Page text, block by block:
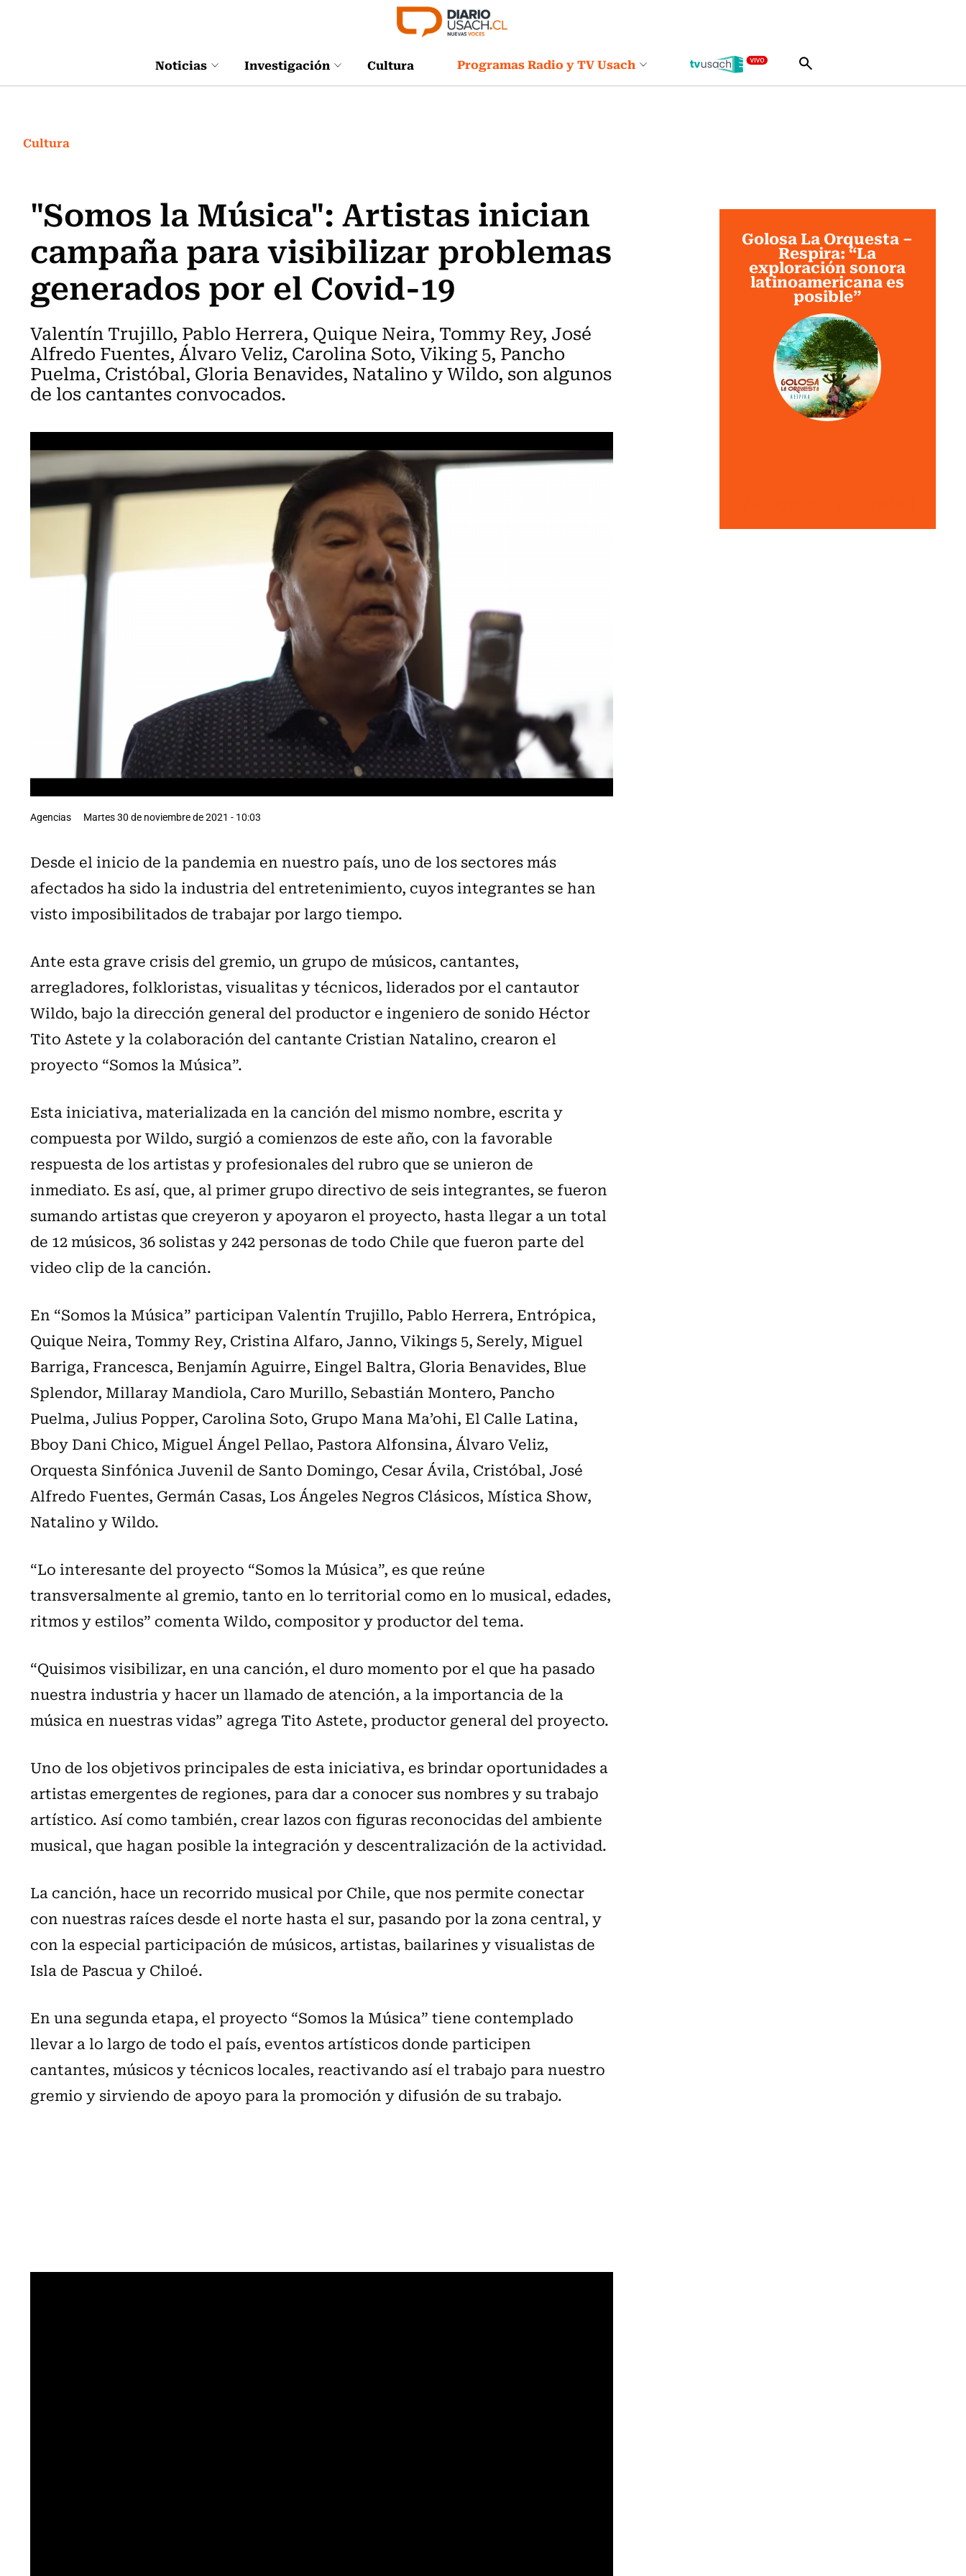
Noticias Investigación Cultura Programas Radio y TV Usach
Cultura
"Somos la Música": Artistas inician
campaña para visibilizar problemas
generados por el Covid-19
Valentín Trujillo, Pablo Herrera, Quique Neira, Tommy Rey, José
Alfredo Fuentes, Álvaro Veliz, Carolina Soto, Viking 5, Pancho
Puelma, Cristóbal, Gloria Benavides, Natalino y Wildo, son algunos
de los cantantes convocados.
Agencias Martes 30 de noviembre de 2021 - 10:03
Desde el inicio de la pandemia en nuestro país, uno de los sectores más
afectados ha sido la industria del entretenimiento, cuyos integrantes se han
visto imposibilitados de trabajar por largo tiempo.
Ante esta grave crisis del gremio, un grupo de músicos, cantantes,
arregladores, folkloristas, visualitas y técnicos, liderados por el cantautor
Wildo, bajo la dirección general del productor e ingeniero de sonido Héctor
Tito Astete y la colaboración del cantante Cristian Natalino, crearon el
proyecto “Somos la Música”.
Esta iniciativa, materializada en la canción del mismo nombre, escrita y
compuesta por Wildo, surgió a comienzos de este año, con la favorable
respuesta de los artistas y profesionales del rubro que se unieron de
inmediato. Es así, que, al primer grupo directivo de seis integrantes, se fueron
sumando artistas que creyeron y apoyaron el proyecto, hasta llegar a un total
de 12 músicos, 36 solistas y 242 personas de todo Chile que fueron parte del
video clip de la canción.
En “Somos la Música” participan Valentín Trujillo, Pablo Herrera, Entrópica,
Quique Neira, Tommy Rey, Cristina Alfaro, Janno, Vikings 5, Serely, Miguel
Barriga, Francesca, Benjamín Aguirre, Eingel Baltra, Gloria Benavides, Blue
Splendor, Millaray Mandiola, Caro Murillo, Sebastián Montero, Pancho
Puelma, Julius Popper, Carolina Soto, Grupo Mana Ma’ohi, El Calle Latina,
Bboy Dani Chico, Miguel Ángel Pellao, Pastora Alfonsina, Álvaro Veliz,
Orquesta Sinfónica Juvenil de Santo Domingo, Cesar Ávila, Cristóbal, José
Alfredo Fuentes, Germán Casas, Los Ángeles Negros Clásicos, Mística Show,
Natalino y Wildo.
“Lo interesante del proyecto “Somos la Música”, es que reúne
transversalmente al gremio, tanto en lo territorial como en lo musical, edades,
ritmos y estilos” comenta Wildo, compositor y productor del tema.
“Quisimos visibilizar, en una canción, el duro momento por el que ha pasado
nuestra industria y hacer un llamado de atención, a la importancia de la
música en nuestras vidas” agrega Tito Astete, productor general del proyecto.
Uno de los objetivos principales de esta iniciativa, es brindar oportunidades a
artistas emergentes de regiones, para dar a conocer sus nombres y su trabajo
artístico. Así como también, crear lazos con figuras reconocidas del ambiente
musical, que hagan posible la integración y descentralización de la actividad.
La canción, hace un recorrido musical por Chile, que nos permite conectar
con nuestras raíces desde el norte hasta el sur, pasando por la zona central, y
con la especial participación de músicos, artistas, bailarines y visualistas de
Isla de Pascua y Chiloé.
En una segunda etapa, el proyecto “Somos la Música” tiene contemplado
llevar a lo largo de todo el país, eventos artísticos donde participen
cantantes, músicos y técnicos locales, reactivando así el trabajo para nuestro
gremio y sirviendo de apoyo para la promoción y difusión de su trabajo.
Golosa La Orquesta –
Respira: “La
exploración sonora
latinoamericana es
posible”